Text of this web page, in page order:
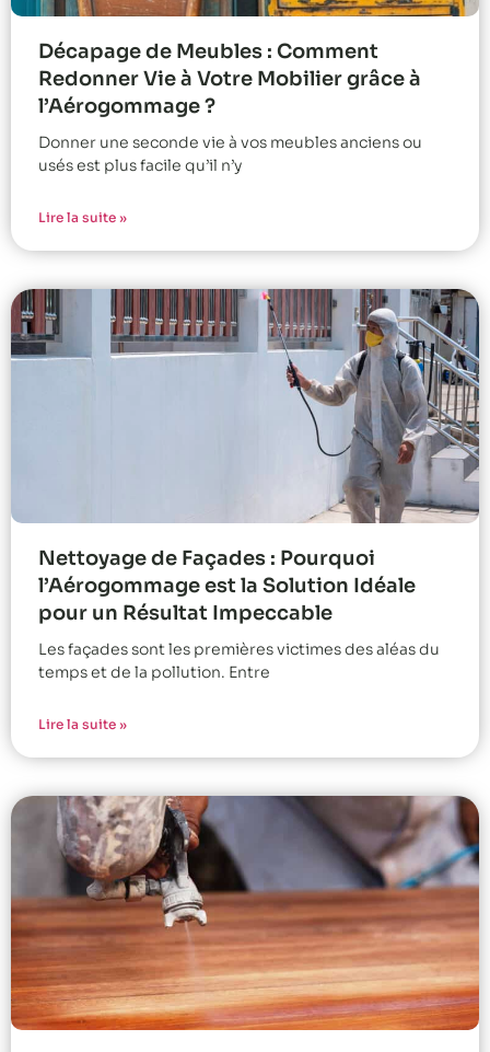
Décapage de Meubles : Comment
Redonner Vie à Votre Mobilier grâce à
l’Aérogommage ?
Donner une seconde vie à vos meubles anciens ou
usés est plus facile qu’il n’y
Lire la suite »
Nettoyage de Façades : Pourquoi
l’Aérogommage est la Solution Idéale
pour un Résultat Impeccable
Les façades sont les premières victimes des aléas du
temps et de la pollution. Entre
Lire la suite »